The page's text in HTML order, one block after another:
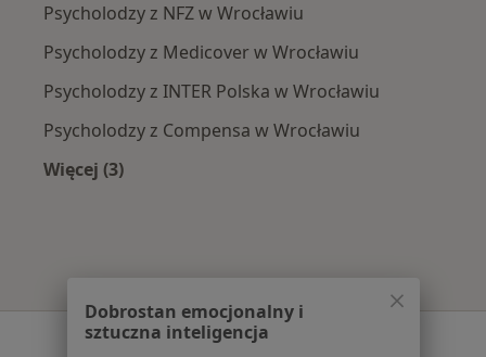
Psycholodzy z NFZ w Wrocławiu
Psycholodzy z Medicover w Wrocławiu
Psycholodzy z INTER Polska w Wrocławiu
Psycholodzy z Compensa w Wrocławiu
Więcej (3)
Serwis
Dobrostan emocjonalny i
sztuczna inteligencja